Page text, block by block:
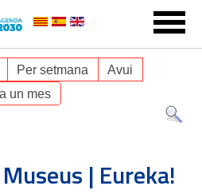
Per setmana
Avui
un mes
| Eureka!